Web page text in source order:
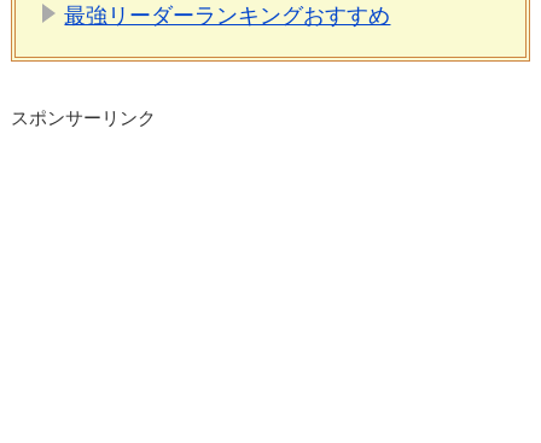
最強リーダーランキングおすすめ
スポンサーリンク